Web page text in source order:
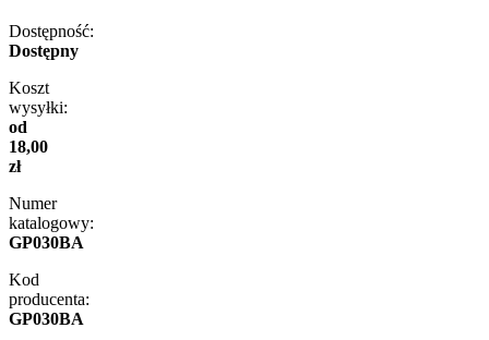
Dostępność:
Dostępny
Koszt
wysyłki:
od
18,00
zł
Numer
katalogowy:
GP030BA
Kod
producenta:
GP030BA